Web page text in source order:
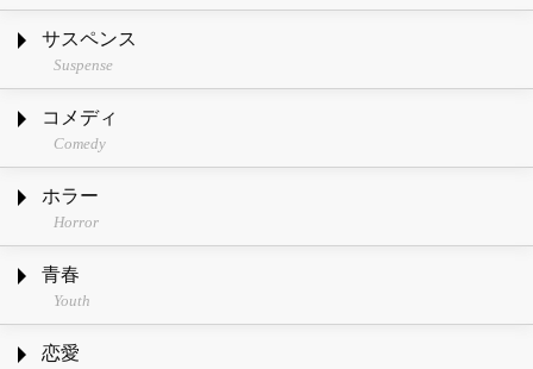
サスペンス
Suspense
コメディ
Comedy
ホラー
Horror
青春
Youth
恋愛